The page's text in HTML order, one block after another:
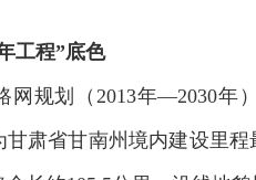
工程”底色
网规划（2013年—2030年
肃省甘南州境内建设里